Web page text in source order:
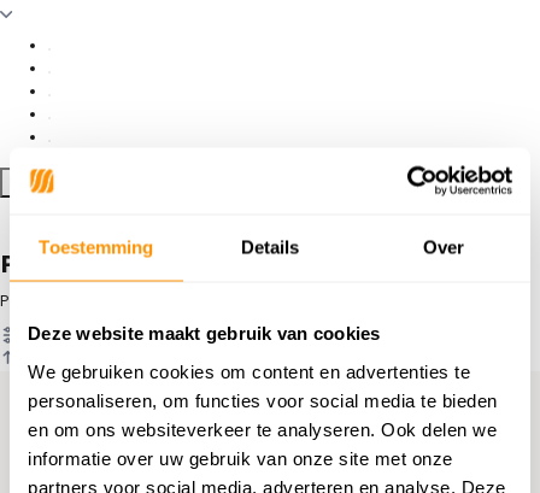
Toestemming Details Over
Deze website maakt gebruik van cookies
We gebruiken cookies om content en advertenties te
personaliseren, om functies voor social media te bieden
en om ons websiteverkeer te analyseren. Ook delen we
informatie over uw gebruik van onze site met onze
partners voor social media, adverteren en analyse. Deze
Filter toepassen
Producten getagd met Kids Raceauto
Producten
Filter
Hulp nodig?